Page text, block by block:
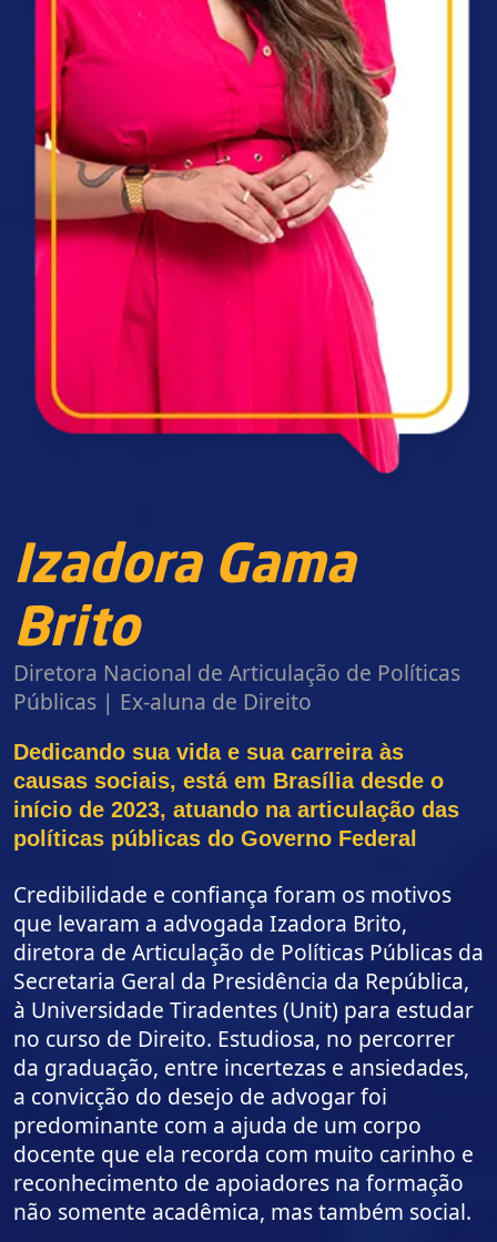
Izadora Gama
Brito
Diretora Nacional de Articulação de Políticas
Públicas | Ex-aluna de Direito
Dedicando sua vida e sua carreira às
causas sociais, está em Brasília desde o
início de 2023, atuando na articulação das
políticas públicas do Governo Federal
Credibilidade e confiança foram os motivos
que levaram a advogada Izadora Brito,
diretora de Articulação de Políticas Públicas da
Secretaria Geral da Presidência da República,
à Universidade Tiradentes (Unit) para estudar
no curso de Direito. Estudiosa, no percorrer
da graduação, entre incertezas e ansiedades,
a convicção do desejo de advogar foi
predominante com a ajuda de um corpo
docente que ela recorda com muito carinho e
reconhecimento de apoiadores na formação
não somente acadêmica, mas também social.